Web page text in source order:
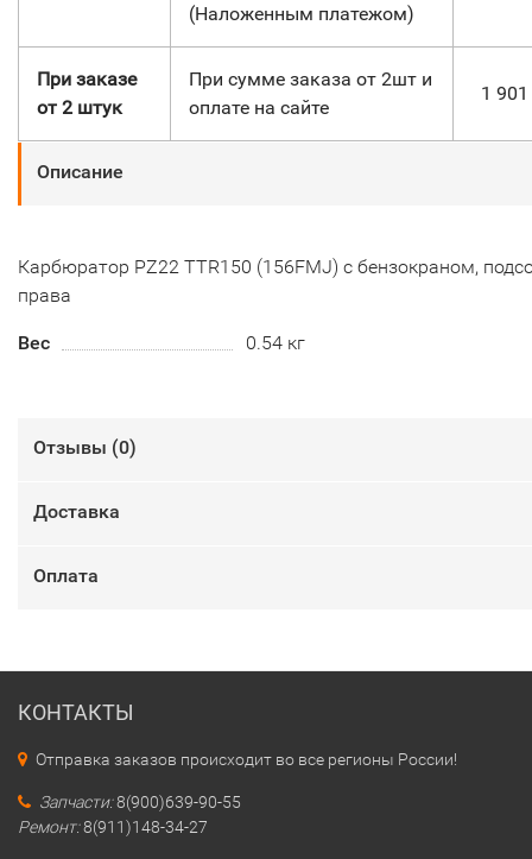
(Наложенным платежом)
При заказе
от 2 штук
При сумме заказа от 2шт и
оплате на сайте
1 901
Описание
Карбюратор PZ22 TTR150 (156FMJ) c бензокраном,
права
Вес 0.54 кг
Отзывы (0)
Доставка
Оплата
КОНТАКТЫ
Отправка заказов происходит во все регионы России!
Запчасти:8(900)639-90-55
Ремонт:8(911)148-34-27